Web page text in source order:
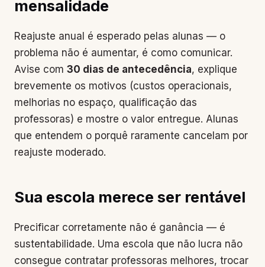
mensalidade
Reajuste anual é esperado pelas alunas — o
problema não é aumentar, é como comunicar.
Avise com 30 dias de antecedência, explique
brevemente os motivos (custos operacionais,
melhorias no espaço, qualificação das
professoras) e mostre o valor entregue. Alunas
que entendem o porquê raramente cancelam por
reajuste moderado.
Sua escola merece ser rentável
Precificar corretamente não é ganância — é
sustentabilidade. Uma escola que não lucra não
consegue contratar professoras melhores, trocar